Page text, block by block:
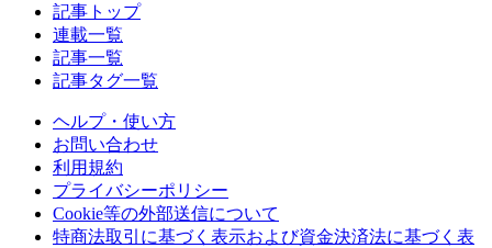
記事トップ
連載一覧
記事一覧
記事タグ一覧
ヘルプ・使い方
お問い合わせ
利用規約
プライバシーポリシー
Cookie等の外部送信について
特商法取引に基づく表示および資金決済法に基づく表